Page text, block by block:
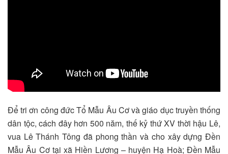
Để tri ơn công đức Tổ Mẫu Âu Cơ và giáo dục truyền thống
dân tộc, cách đây hơn 500 năm, thế kỷ thứ XV thời hậu Lê,
vua Lê Thánh Tông đã phong thần và cho xây dựng Đền
Mẫu Âu Cơ tại xã Hiền Lương – huyện Hạ Hoà; Đền Mẫu